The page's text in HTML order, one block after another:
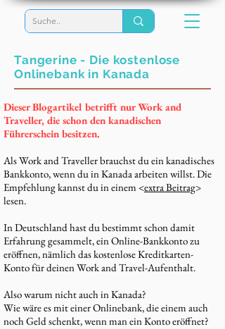
Tangerine - Die kostenlose
Onlinebank in Kanada
Dieser Blogartikel betrifft nur Work and
Traveller, die schon den kanadischen
Führerschein besitzen.
Als Work and Traveller brauchst du ein kanadisches
Bankkonto, wenn du in Kanada arbeiten willst. Die
Empfehlung kannst du in einem <extra Beitrag>
lesen.
In Deutschland hast du bestimmt schon damit
Erfahrung gesammelt, ein Online-Bankkonto zu
eröffnen, nämlich das kostenlose Kreditkarten-
Konto für deinen Work and Travel-Aufenthalt.
Also warum nicht auch in Kanada?
Wie wäre es mit einer Onlinebank, die einem auch
noch Geld schenkt, wenn man ein Konto eröffnet?